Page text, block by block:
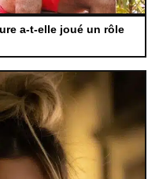
a-t-elle joué un rôle